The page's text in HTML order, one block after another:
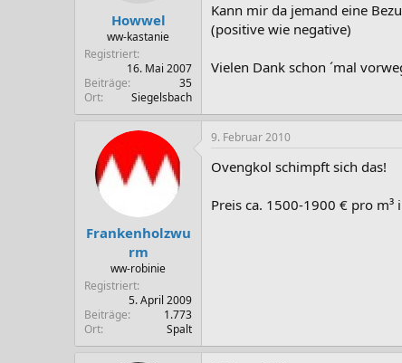
a
m
r
t
Howwel
ww-kastanie
Registriert
16. Mai 2007
Beiträge
35
Ort
Siegelsbach
Kann mir da jemand eine
(positive wie negative)
Vielen Dank schon ´mal
Frankenholzwu
rm
ww-robinie
Registriert
5. April 2009
Beiträge
1.773
Ort
Spalt
9. Februar 2010
Ovengkol schimpft sich das!
Preis ca. 1500-1900 € pro m³